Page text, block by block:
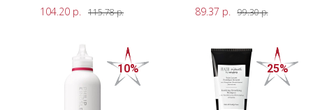
104.20 р. 115.78р. 89.37 р. 99.30р.
10% 25%